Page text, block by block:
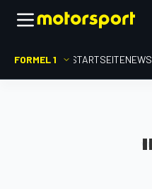
FORMEL 1 STARTSEITENEWS